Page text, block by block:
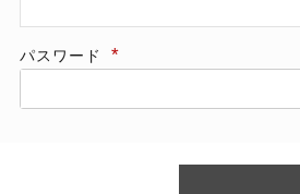
パスワード